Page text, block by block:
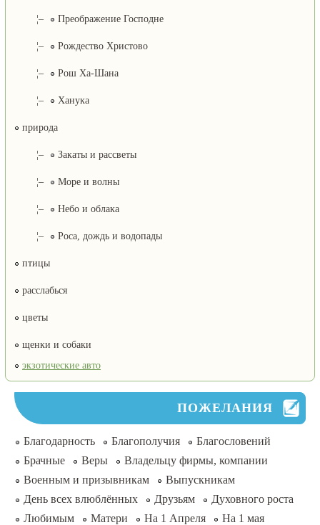
¦– Преображение Господне
¦– Рождество Христово
¦– Рош Ха-Шана
¦– Ханука
природа
¦– Закаты и рассветы
¦– Море и волны
¦– Небо и облака
¦– Роса, дождь и водопады
птицы
расслабься
цветы
щенки и собаки
экзотические авто
ПОЖЕЛАНИЯ
Благодарность Благополучия
Благословений
Брачные
Веры
Владельцу фирмы, компании
Военным и призывникам
Выпускникам
День всех влюблённых
Друзьям
Духовного роста
Любимым
Матери На 1 Апреля
На 1 мая